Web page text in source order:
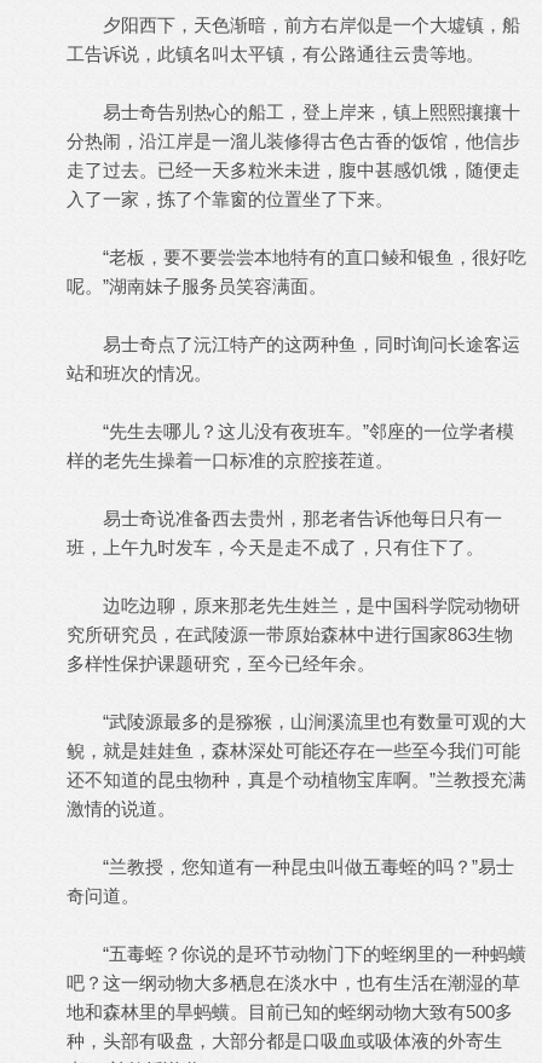
夕阳西下，天色渐暗，前方右岸似是一个大墟镇，船
工告诉说，此镇名叫太平镇，有公路通往云贵等地。
易士奇告别热心的船工，登上岸来，镇上熙熙攘攘十
分热闹，沿江岸是一溜儿装修得古色古香的饭馆，他信步
走了过去。已经一天多粒米未进，腹中甚感饥饿，随便走
入了一家，拣了个靠窗的位置坐了下来。
“老板，要不要尝尝本地特有的直口鲮和银鱼，很好吃
呢。”湖南妹子服务员笑容满面。
易士奇点了沅江特产的这两种鱼，同时询问长途客运
站和班次的情况。
“先生去哪儿？这儿没有夜班车。”邻座的一位学者模
样的老先生操着一口标准的京腔接茬道。
易士奇说准备西去贵州，那老者告诉他每日只有一
班，上午九时发车，今天是走不成了，只有住下了。
边吃边聊，原来那老先生姓兰，是中国科学院动物研
究所研究员，在武陵源一带原始森林中进行国家863生物
多样性保护课题研究，至今已经年余。
“武陵源最多的是猕猴，山涧溪流里也有数量可观的大
鲵，就是娃娃鱼，森林深处可能还存在一些至今我们可能
还不知道的昆虫物种，真是个动植物宝库啊。”兰教授充满
激情的说道。
“兰教授，您知道有一种昆虫叫做五毒蛭的吗？”易士
奇问道。
“五毒蛭？你说的是环节动物门下的蛭纲里的一种蚂蟥
吧？这一纲动物大多栖息在淡水中，也有生活在潮湿的草
地和森林里的旱蚂蟥。目前已知的蛭纲动物大致有500多
种，头部有吸盘，大部分都是口吸血或吸体液的外寄生